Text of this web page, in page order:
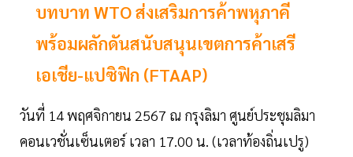
บทบาท WTO ส่งเสริมการค้าพหุภาคี
พร้อมผลักดันสนับสนุนเขตการค้าเสรี
เอเชีย-แปซิฟิก (FTAAP)
วันที่ 14 พฤศจิกายน 2567 ณ กรุงลิมา ศูนย์ประชุมลิมา
คอนเวชั่นเซ็นเตอร์ เวลา 17.00 น. (เวลาท้องถิ่นเปรู)